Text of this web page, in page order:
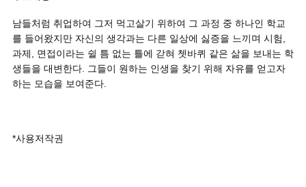
남들처럼 취업하여 그저 먹고살기 위하여 그 과정 중 하나인 학교
를 들어왔지만 자신의 생각과는 다른 일상에 싫증을 느끼며 시험,
과제, 면접이라는 쉴 틈 없는 틀에 갇혀 쳇바퀴 같은 삶을 보내는 학
생들을 대변한다. 그들이 원하는 인생을 찾기 위해 자유를 얻고자
하는 모습을 보여준다.
*사용저작권